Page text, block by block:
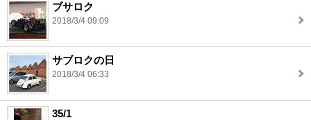
ブサロク
2018/3/4 09:09
サブロクの日
2018/3/4 06:33
35/1